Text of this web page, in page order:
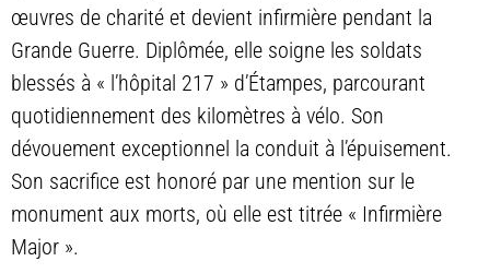
œuvres de charité et devient infirmière pendant la
Grande Guerre. Diplômée, elle soigne les soldats
blessés à « l’hôpital 217 » d’Étampes, parcourant
quotidiennement des kilomètres à vélo. Son
dévouement exceptionnel la conduit à l’épuisement.
Son sacrifice est honoré par une mention sur le
monument aux morts, où elle est titrée « Infirmière
Major ».